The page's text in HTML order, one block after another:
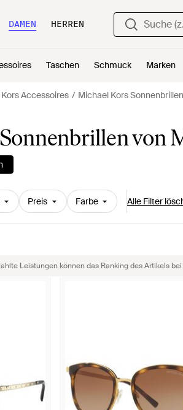
DAMEN HERREN
Taschen Schmuck Marken
Accessoires Michael Kors Sonnenbrillen
von
Preis Farbe Alle Filter
Leistungen können das Ranking des Artikels